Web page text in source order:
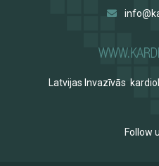
Latvijas Invazīvās
Follow